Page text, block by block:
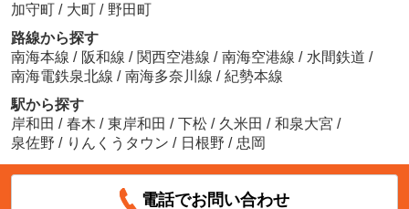
加守町 / 大町 / 野田町
路線から探す
南海本線 / 阪和線 / 関西空港線 / 南海空港線 / 水間鉄道 /
南海電鉄泉北線 / 南海多奈川線 / 紀勢本線
駅から探す
岸和田 / 春木 / 東岸和田 / 下松 / 久米田 / 和泉大宮 /
泉佐野 / りんくうタウン / 日根野 / 忠岡
電話でお問い合わせ